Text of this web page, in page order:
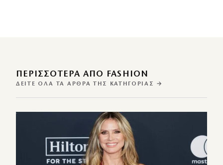
ΠΕΡΙΣΣΌΤΕΡΑ ΑΠΌ FASHION
ΔΕΊΤΕ ΌΛΑ ΤΑ ΆΡΘΡΑ ΤΗΣ ΚΑΤΗΓΟΡΊΑΣ →